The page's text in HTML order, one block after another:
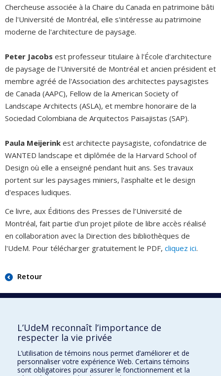
Chercheuse associée à la Chaire du Canada en patrimoine bâti
de l'Université de Montréal, elle s'intéresse au patrimoine
moderne de l'architecture de paysage.
Peter Jacobs est professeur titulaire à l'École d'architecture
de paysage de l'Université de Montréal et ancien président et
membre agréé de l'Association des architectes paysagistes
de Canada (AAPC), Fellow de la American Society of
Landscape Architects (ASLA), et membre honoraire de la
Sociedad Colombiana de Arquitectos Paisajistas (SAP).
Paula Meijerink est architecte paysagiste, cofondatrice de
WANTED landscape et diplômée de la Harvard School of
Design où elle a enseigné pendant huit ans. Ses travaux
portent sur les paysages miniers, l'asphalte et le design
d'espaces ludiques.
Ce livre, aux Éditions des Presses de l’Université de
Montréal, fait partie d'un projet pilote de libre accès réalisé
en collaboration avec la Direction des bibliothèques de
l'UdeM. Pour télécharger gratuitement le PDF, cliquez ici.
Retour
Faculté de l'aménagement
École d'architecture
L’UdeM reconnaît l’importance de
respecter la vie privée
L’utilisation de témoins nous permet d’améliorer et de
personnaliser votre expérience Web. Certains témoins
sont obligatoires pour assurer le fonctionnement et la